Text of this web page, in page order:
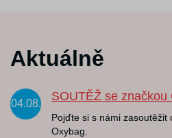
Aktuálně
04.08.
SOUTĚŽ se značkou
Pojďte si s námi zasoutěžit
Oxybag.